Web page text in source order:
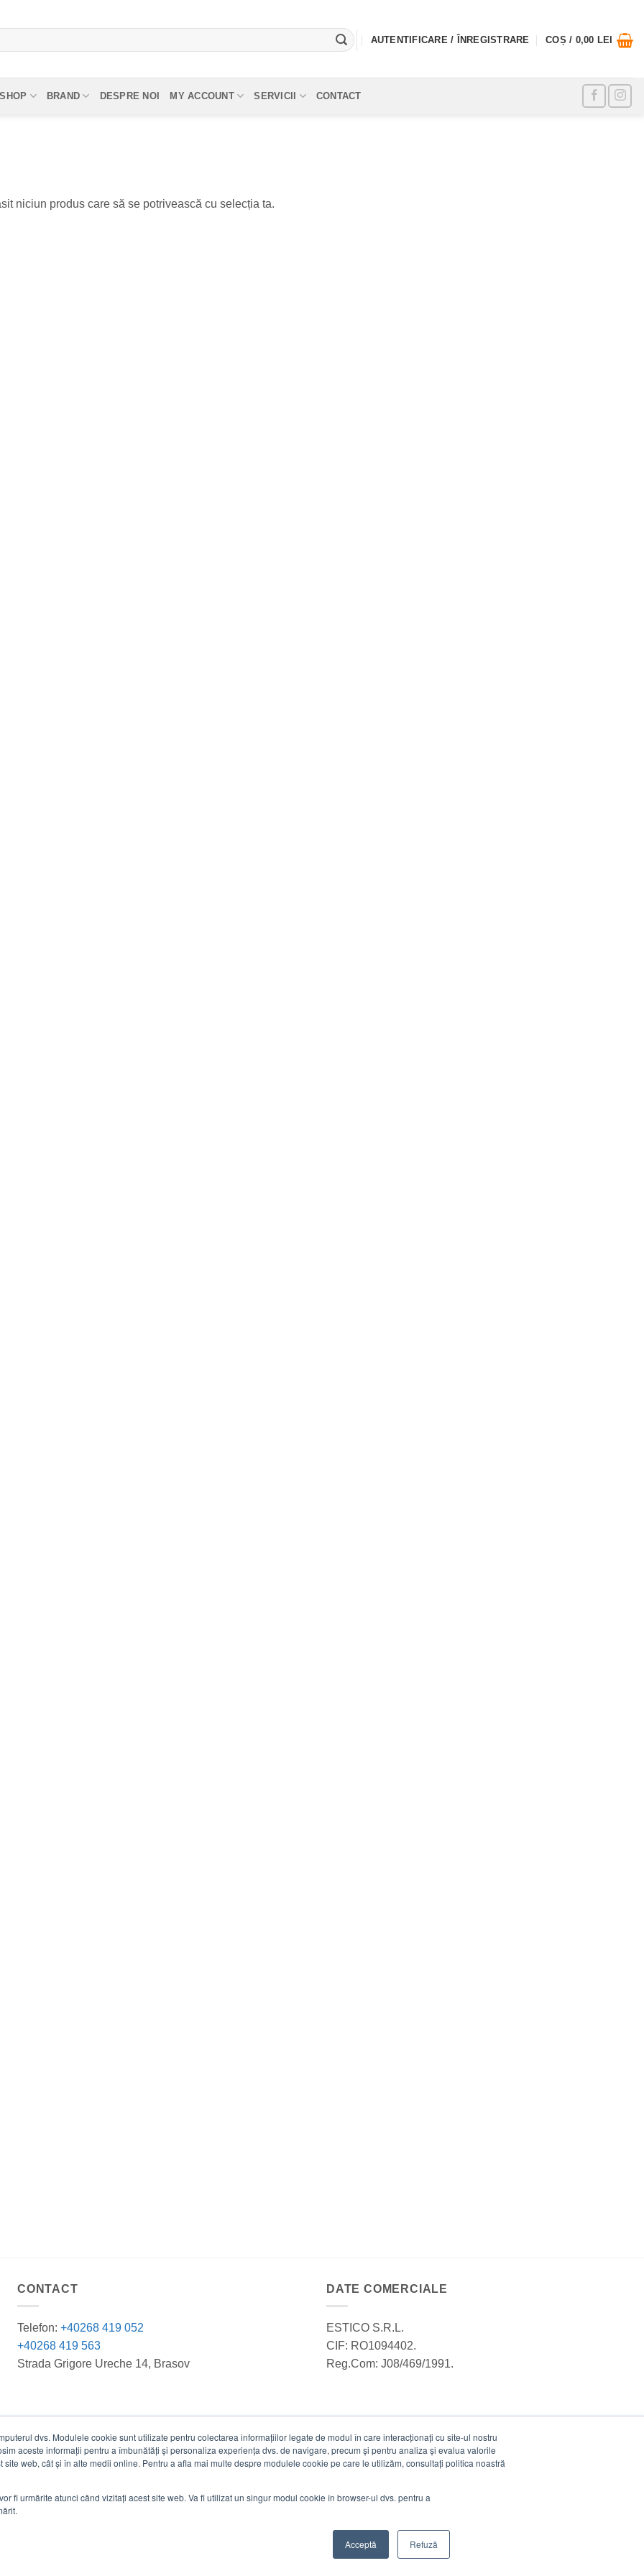
dvs. Modulele cookie sunt utilizate pentru colectarea informațiilor legate de modul în care interacționați cu site-ul nostru
aceste informații pentru a îmbunătăți și personaliza experiența dvs. de navigare, precum și pentru analiza și evalua valorile
web, cât și în alte medii online. Pentru a afla mai multe despre modulele cookie pe care le utilizăm, consultați politica noastră
fi urmărite atunci când vizitați acest site web. Va fi utilizat un singur modul cookie în browser-ul dvs. pentru a
Acceptă Refuză
AUTENTIFICARE / ÎNREGISTRARE COȘ / 0,00 LEI
SHOP BRAND DESPRE NOI MY ACCOUNT SERVICII CONTACT
niciun produs care să se potrivească cu selecția ta.
CONTACT
Telefon: +40268 419 052
+40268 419 563
Strada Grigore Ureche 14, Brasov
DATE COMERCIALE
ESTICO S.R.L.
CIF: RO1094402.
Reg.Com: J08/469/1991.